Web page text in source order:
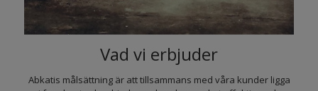
Vad vi erbjuder
Abkatis målsättning är att tillsammans med våra kunder ligga